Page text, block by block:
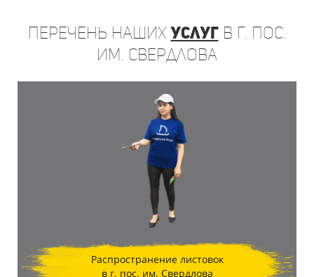
Перечень нашихуслугв г. пос.
им. Свердлова
Распространение листовок
в г. пос. им. Свердлова